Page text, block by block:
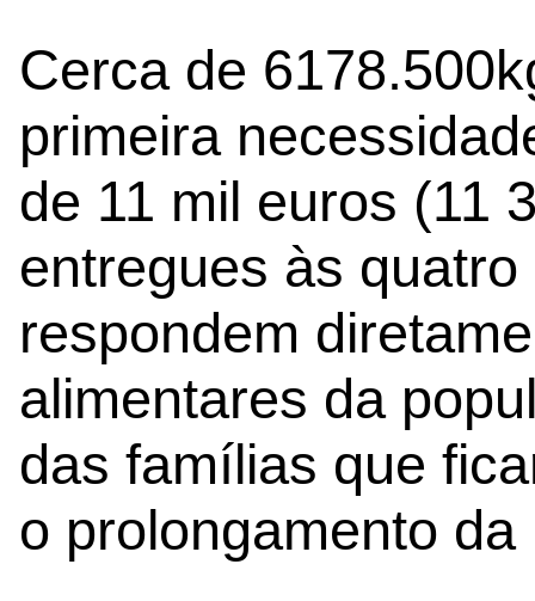
Cerca de
primeira
de 11 mil euros (11
entregues às
respondem
alimentares da
das famílias que
o prolongamento